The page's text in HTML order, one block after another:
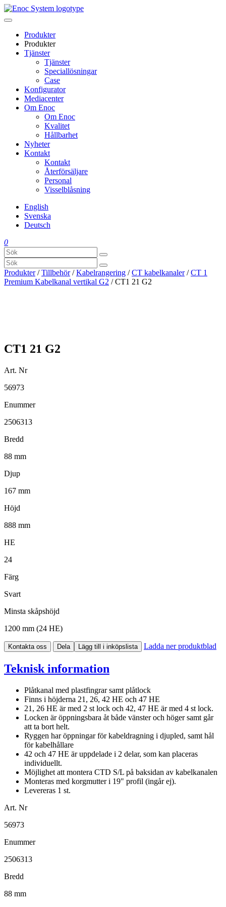
Skip
to
Produkter
Produkter
Tjänster
Tjänster
Speciallösningar
Case
Konfigurator
Mediacenter
Om Enoc
Om Enoc
Kvalitet
Hållbarhet
Nyheter
Kontakt
Kontakt
Återförsäljare
Personal
Visselblåsning
English
Svenska
Deutsch
0
Produkter/Tillbehör/Kabelrangering /CT kabelkanaler/CT 1
Premium Kabelkanal vertikal G2 / CT1 21 G2
CT1 21 G2
Art. Nr
56973
Enummer
2506313
Bredd
88 mm
Djup
167 mm
Höjd
888 mm
HE
24
Färg
Svart
Minsta skåpshöjd
1200 mm (24 HE)
Kontakta oss Dela Lägg till i inköpslista Ladda ner produktblad
Teknisk information
Plåtkanal med plastfingrar samt plåtlock
Finns i höjderna 21, 26, 42 HE och 47 HE
21, 26 HE är med 2 st lock och 42, 47 HE är med 4 st lock.
Locken är öppningsbara åt både vänster och höger samt går
att ta bort helt.
Ryggen har öppningar för kabeldragning i djupled, samt hål
för kabelhållare
42 och 47 HE är uppdelade i 2 delar, som kan placeras
individuellt.
Möjlighet att montera CTD S/L på baksidan av kabelkanalen
Monteras med korgmutter i 19" profil (ingår ej).
Levereras 1 st.
Art. Nr
56973
Enummer
2506313
Bredd
88 mm